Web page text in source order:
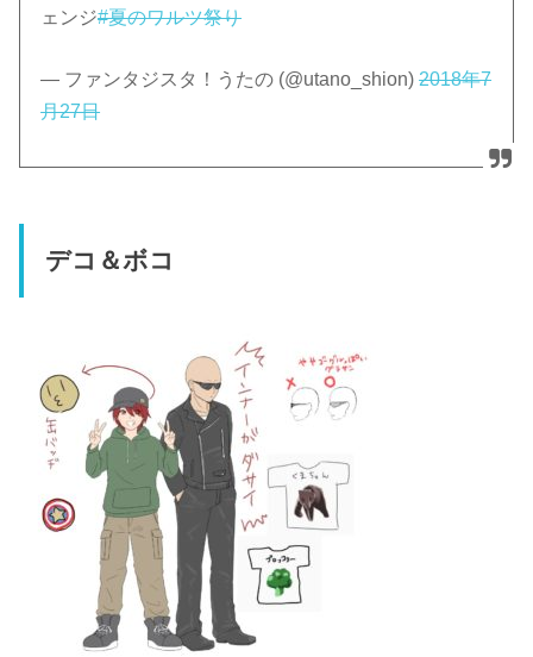
ェンジ#夏のワルツ祭り
— ファンタジスタ！うたの (@utano_shion)2018年7
月27日
デコ＆ボコ